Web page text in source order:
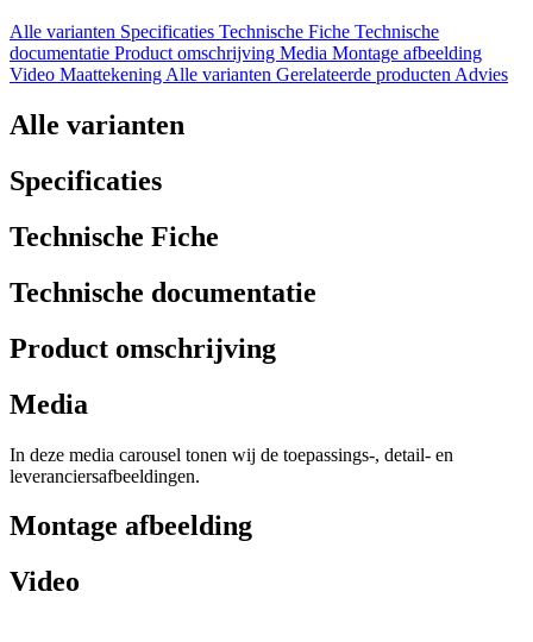
Alle varianten Specificaties Technische Fiche Technische
documentatie Product omschrijving Media Montage afbeelding
Video Maattekening Alle varianten Gerelateerde producten Advies
Alle varianten
Specificaties
Technische Fiche
Technische documentatie
Product omschrijving
Media
In deze media carousel tonen wij de toepassings-, detail- en
leveranciersafbeeldingen.
Montage afbeelding
Video